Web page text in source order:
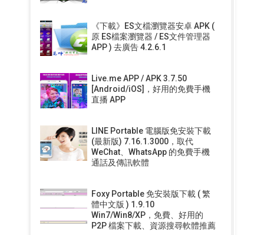
《下載》ES文檔瀏覽器安卓 APK (
原 ES檔案瀏覽器 / ES文件管理器
APP ) 去廣告 4.2.6.1
Live.me APP / APK 3.7.50
[Android/iOS]，好用的免費手機
直播 APP
LINE Portable 電腦版免安裝下載
(最新版) 7.16.1.3000，取代
WeChat、WhatsApp 的免費手機
通話及傳訊軟體
Foxy Portable 免安裝版下載 ( 繁
體中文版 ) 1.9.10
Win7/Win8/XP，免費、好用的
P2P 檔案下載、資源搜尋軟體推薦